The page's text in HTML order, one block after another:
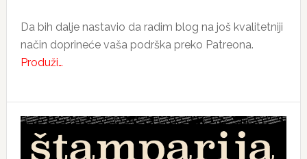
Da bih dalje nastavio da radim blog na još kvalitetniji
način doprineće vaša podrška preko Patreona.
Produži…